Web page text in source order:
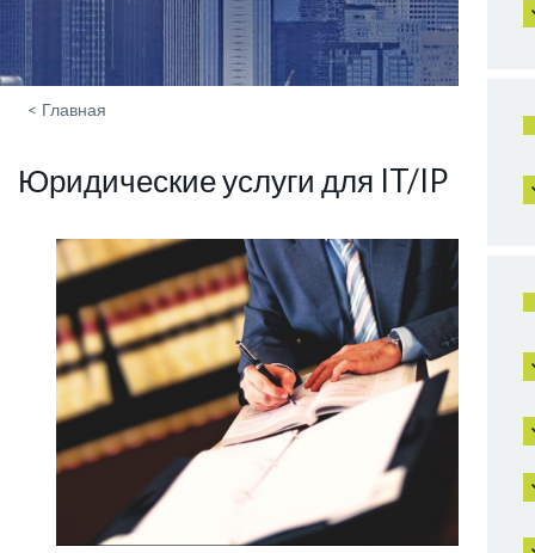
< Главная
Юридические услуги для IT/IP